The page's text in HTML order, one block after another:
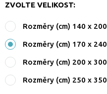
ZVOLTE VELIKOST:
Rozměry (cm) 140 x 200
Rozměry (cm) 170 x 240
Rozměry (cm) 200 x 300
Rozměry (cm) 250 x 350